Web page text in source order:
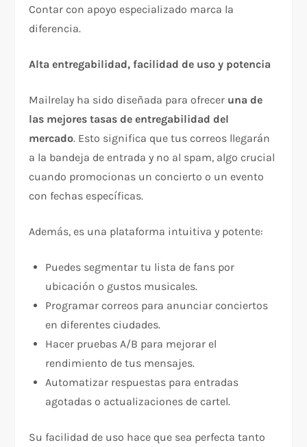
Contar con apoyo especializado marca la
diferencia.
Alta entregabilidad, facilidad de uso y potencia
Mailrelay ha sido diseñada para ofrecer una de
las mejores tasas de entregabilidad del
mercado. Esto significa que tus correos llegarán
a la bandeja de entrada y no al spam, algo crucial
cuando promocionas un concierto o un evento
con fechas específicas.
Además, es una plataforma intuitiva y potente:
Puedes segmentar tu lista de fans por
ubicación o gustos musicales.
Programar correos para anunciar conciertos
en diferentes ciudades.
Hacer pruebas A/B para mejorar el
rendimiento de tus mensajes.
Automatizar respuestas para entradas
agotadas o actualizaciones de cartel.
Su facilidad de uso hace que sea perfecta tanto